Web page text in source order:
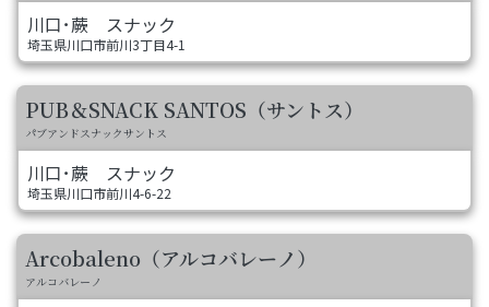
川口･蕨 スナック
埼玉県川口市前川3丁目4-1
PUB＆SNACK SANTOS（サントス）
パブアンドスナックサントス
川口･蕨 スナック
埼玉県川口市前川4-6-22
Arcobaleno（アルコバレーノ）
アルコバレーノ